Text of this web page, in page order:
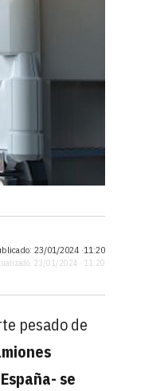
23/01/2024 ·11:20
23/01/2024 · 11:20
pesado de
se